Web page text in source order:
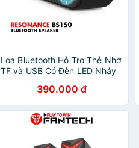
Loa Bluetooth Hỗ Trợ Thẻ Nhớ
TF và USB Có Đèn LED Nháy
BS150 - Hãng Phân Phối
Chính Thức
390.000 đ